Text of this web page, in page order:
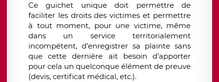
Ce guichet unique doit permettre de
faciliter les droits des victimes et permettre
à tout moment, pour une victime, même
dans un service territorialement
incompétent, d’enregistrer sa plainte sans
que cette dernière ait besoin d’apporter
pour cela un quelconque élément de preuve
(devis, certificat médical, etc.).